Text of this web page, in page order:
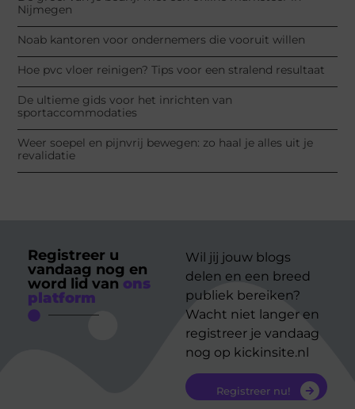
Nijmegen
Noab kantoren voor ondernemers die vooruit willen
Hoe pvc vloer reinigen? Tips voor een stralend resultaat
De ultieme gids voor het inrichten van
sportaccommodaties
Weer soepel en pijnvrij bewegen: zo haal je alles uit je
revalidatie
Registreer u
vandaag nog en
word lid van ons
platform
Wil jij jouw blogs
delen en een breed
publiek bereiken?
Wacht niet langer en
registreer je vandaag
nog op kickinsite.nl
Registreer nu!